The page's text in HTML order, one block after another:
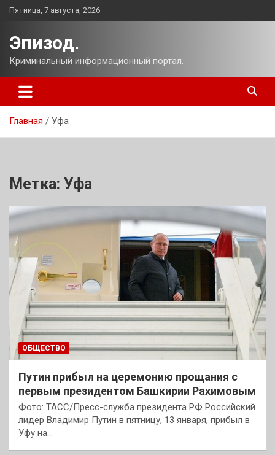
Перейти
Пятница, 7 августа, 2026
Эпизод.
Криминальный информационный портал.
Главная Уфа
Метка: Уфа
ОБЩЕСТВО
Путин прибыл на церемонию прощания с
первым президентом Башкирии Рахимовым
Фото: ТАСС/Пресс-служба президента РФ Российский
лидер Владимир Путин в пятницу, 13 января, прибыл в
Уфу на…